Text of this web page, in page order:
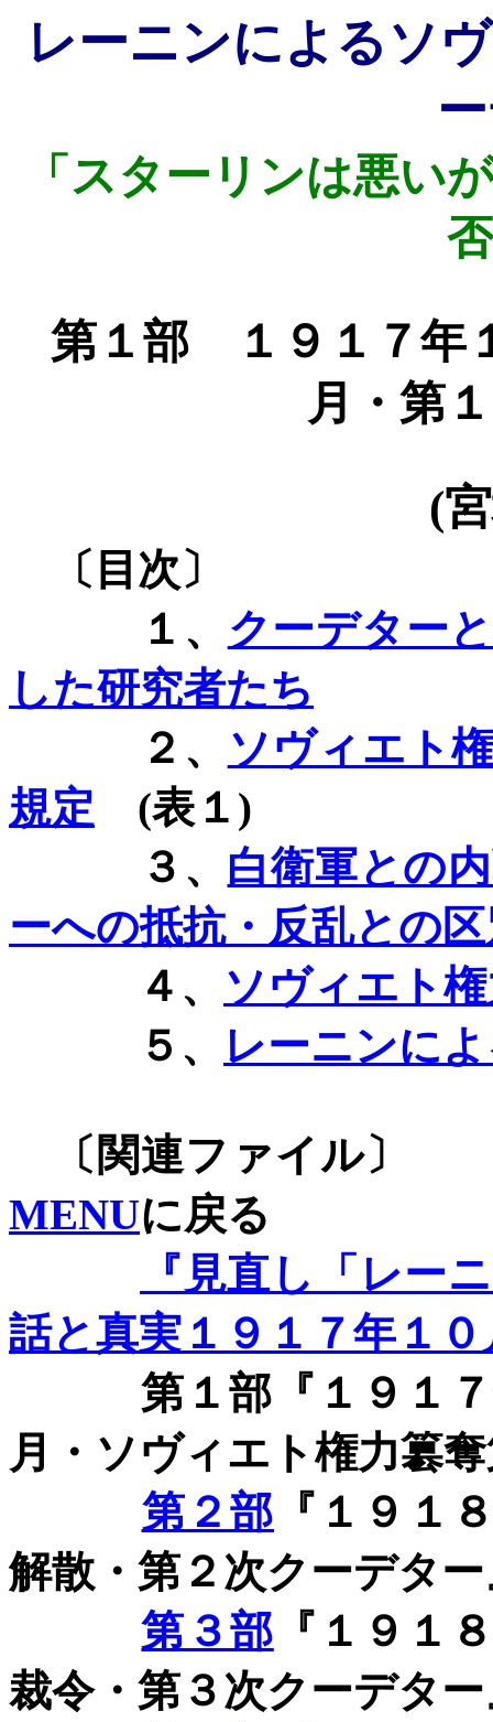
レーニンによるソ
「スターリンは悪い
第１部 １９１７年
月・第
(
〔目次〕
１、 クーデター
した研究者たち
２、 ソヴィエト
規定
(表１ )
３、 白衛軍との
ーへの抵抗・反乱との
４、 ソヴィエト
５、
レーニンに
〔関連ファイル〕
MENUに戻る
『見直し「レー
話と真実１９１７年１
第１部『１９１７
月・ソヴィエト権力簒
第２部 『１９１
解散・第２次クーデタ
第３部 『１９１
裁令・第３次クーデタ